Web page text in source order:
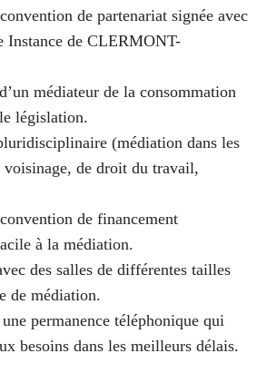
de partenariat signée avec
Instance de CLERMONT-
médiateur de la consommation
législation.
(médiation dans les
de droit du travail,
de financement
à la médiation.
des salles de différentes tailles
de médiation.
permanence téléphonique qui
besoins dans les meilleurs délais.